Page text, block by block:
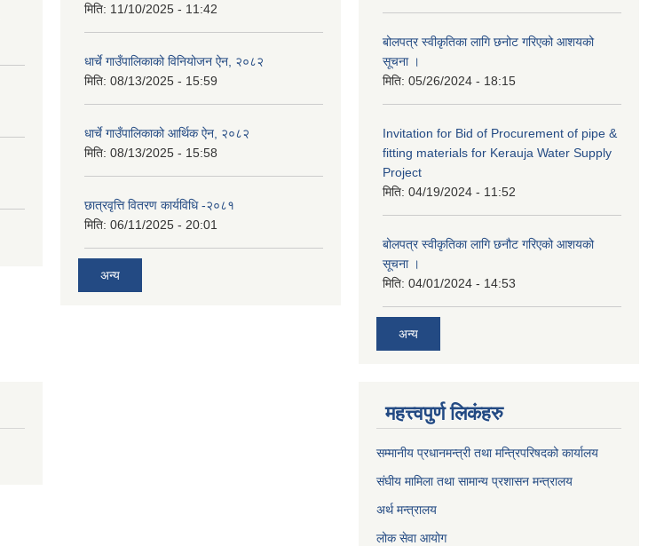
मिति: 11/10/2025 - 11:42
धार्चे गाउँपालिकाको विनियोजन ऐन, २०८२
मिति: 08/13/2025 - 15:59
धार्चे गाउँपालिकाको आर्थिक ऐन, २०८२
मिति: 08/13/2025 - 15:58
छात्रवृत्ति वितरण कार्यविधि -२०८१
मिति: 06/11/2025 - 20:01
अन्य
बोलपत्र स्वीकृतिका लागि छनोट गरिएको आशयको
सूचना ।
मिति: 05/26/2024 - 18:15
Invitation for Bid of Procurement of pipe &
fitting materials for Kerauja Water Supply
Project
मिति: 04/19/2024 - 11:52
बोलपत्र स्वीकृतिका लागि छनौट गरिएको आशयको
सूचना ।
मिति: 04/01/2024 - 14:53
अन्य
महत्त्वपुर्ण लिकंहरु
सम्मानीय प्रधानमन्त्री तथा मन्त्रिपरिषदको कार्यालय
संघीय मामिला तथा सामान्य प्रशासन मन्त्रालय
अर्थ मन्त्रालय
लोक सेवा आयोग